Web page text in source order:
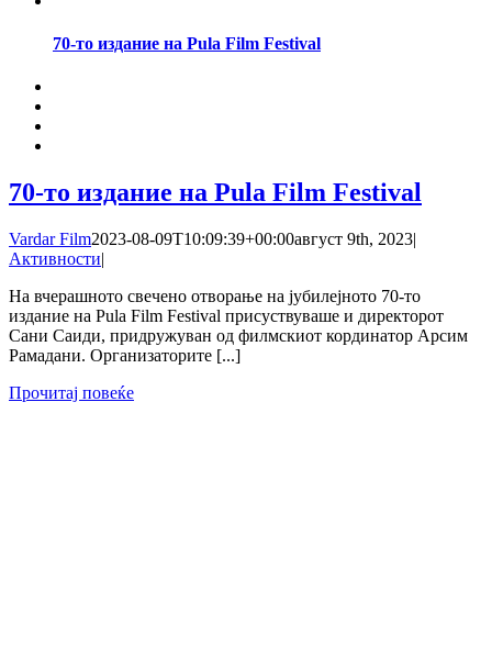
70-то издание на Pula Film Festival
70-то издание на Pula Film Festival
Vardar Film2023-08-09T10:09:39+00:00август 9th, 2023|
Активности|
На вчерашното свечено отворање на јубилејното 70-то
издание на Pula Film Festival присуствуваше и директорот
Сани Саиди, придружуван од филмскиот кординатор Арсим
Рамадани. Организаторите [...]
Прочитај повеќе